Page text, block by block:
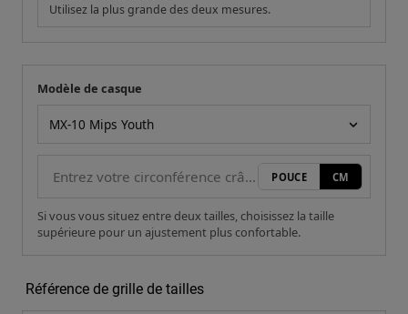
Utilisez la plus grande des deux mesures.
Votre mesure
Modèle de casque
POUCE CM
Si vous vous situez entre deux tailles, choisissez la taille
supérieure pour un ajustement plus confortable.
Référence de grille de tailles